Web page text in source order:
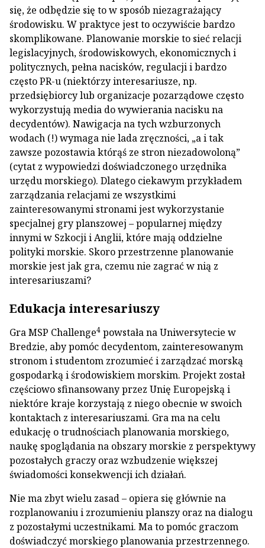
się, że odbędzie się to w sposób niezagrażający
środowisku. W praktyce jest to oczywiście bardzo
skomplikowane. Planowanie morskie to sieć relacji
legislacyjnych, środowiskowych, ekonomicznych i
politycznych, pełna nacisków, regulacji i bardzo
często PR-u (niektórzy interesariusze, np.
przedsiębiorcy lub organizacje pozarządowe często
wykorzystują media do wywierania nacisku na
decydentów). Nawigacja na tych wzburzonych
wodach (!) wymaga nie lada zręczności, „a i tak
zawsze pozostawia którąś ze stron niezadowoloną”
(cytat z wypowiedzi doświadczonego urzędnika
urzędu morskiego). Dlatego ciekawym przykładem
zarządzania relacjami ze wszystkimi
zainteresowanymi stronami jest wykorzystanie
specjalnej gry planszowej – popularnej między
innymi w Szkocji i Anglii, które mają oddzielne
polityki morskie. Skoro przestrzenne planowanie
morskie jest jak gra, czemu nie zagrać w nią z
interesariuszami?
Edukacja interesariuszy
Gra MSP Challenge4 powstała na Uniwersytecie w
Bredzie, aby pomóc decydentom, zainteresowanym
stronom i studentom zrozumieć i zarządzać morską
gospodarką i środowiskiem morskim. Projekt został
częściowo sfinansowany przez Unię Europejską i
niektóre kraje korzystają z niego obecnie w swoich
kontaktach z interesariuszami. Gra ma na celu
edukację o trudnościach planowania morskiego,
naukę spoglądania na obszary morskie z perspektywy
pozostałych graczy oraz wzbudzenie większej
świadomości konsekwencji ich działań.
Nie ma zbyt wielu zasad – opiera się głównie na
rozplanowaniu i zrozumieniu planszy oraz na dialogu
z pozostałymi uczestnikami. Ma to pomóc graczom
doświadczyć morskiego planowania przestrzennego.